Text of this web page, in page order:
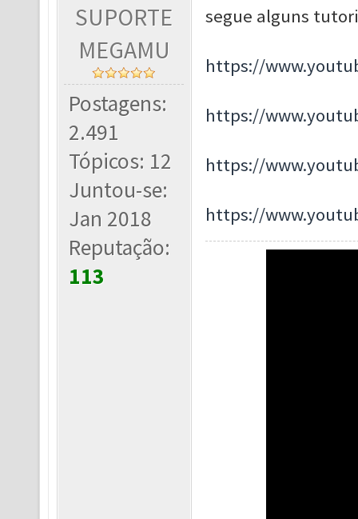
SUPORTE
MEGAMU
Postagens:
2.491
Tópicos: 12
Juntou-se:
Jan 2018
Reputação:
113
segue alguns
https://
https://
https://
https://